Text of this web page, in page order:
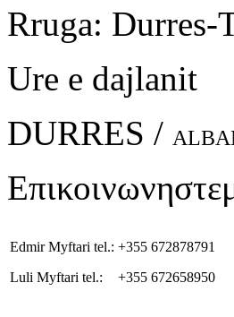
Rruga: Durres-
Ure e dajlanit
DURRES /
Edmir Myftari tel.:
Luli Myftari tel.:
+355 672878791
+355 672658950